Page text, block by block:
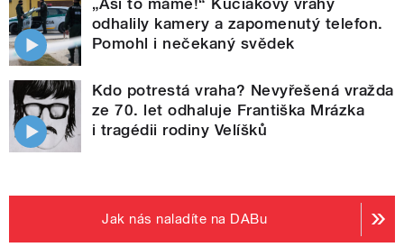
„Asi to máme!“ Kuciakovy vrahy
odhalily kamery a zapomenutý telefon.
Pomohl i nečekaný svědek
Kdo potrestá vraha? Nevyřešená vražda
ze 70. let odhaluje Františka Mrázka
i tragédii rodiny Velíšků
Jak nás naladíte na DABu